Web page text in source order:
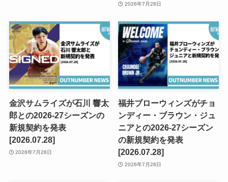
2026年7月28日
金沢サムライズが石川 響太
郎との2026-27シーズンの
新規契約を発表
[2026.07.28]
2026年7月28日
福井ブローウィンズがチョ
ンディー・ブラウン・ジュ
ニアとの2026-27シーズン
の新規契約を発表
[2026.07.28]
2026年7月28日